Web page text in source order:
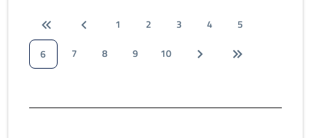
1 2 3 4
5
6
7 8 9 10